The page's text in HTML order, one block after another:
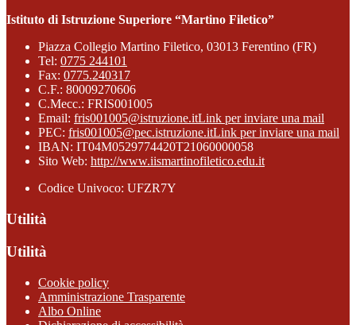
Istituto di Istruzione Superiore “Martino Filetico”
Piazza Collegio Martino Filetico, 03013 Ferentino (FR)
Tel: 0775 244101
Fax: 0775.240317
C.F.: 80009270606
C.Mecc.: FRIS001005
Email: fris001005@istruzione.itLink per inviare una mail
PEC: fris001005@pec.istruzione.itLink per inviare una mail
IBAN: IT04M0529774420T21060000058
Sito Web: http://www.iismartinofiletico.edu.it
Codice Univoco: UFZR7Y
Utilità
Utilità
Cookie policy
Amministrazione Trasparente
Albo Online